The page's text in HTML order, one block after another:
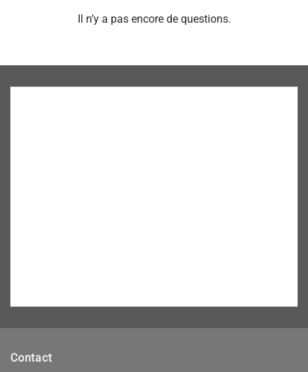
Il n’y a pas encore de questions.
Contact